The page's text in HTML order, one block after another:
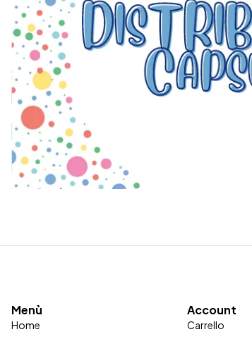
Aggiungi alla lista dei
desideri
New Telephone London Style
Menù
Home
Account
Carrello